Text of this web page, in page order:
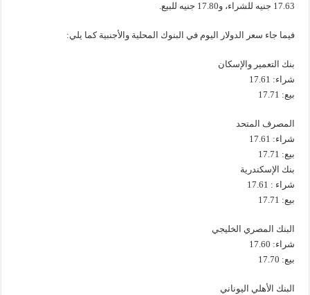
17.63 جنيه للشراء، و17.80 جنيه للبيع.
فيما جاء سعر الدولار اليوم في البنوك المحلية والأجنبية كما يلي:
بنك التعمير والإسكان
شراء: 17.61
بيع: 17.71
المصرف المتحد
شراء: 17.61
بيع: 17.71
بنك الإسكندرية
شراء : 17.61
بيع: 17.71
البنك المصري الخليجي
شراء: 17.60
بيع: 17.70
البنك الأهلي اليوناني